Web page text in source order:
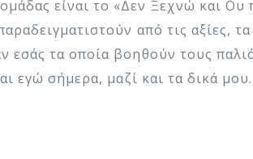
είναι το «Δεν Ξεχνώ και
από τις αξίες,
εσάς τα οποία βοηθούν τους
εγώ σήμερα, μαζί και τα δικά μου.